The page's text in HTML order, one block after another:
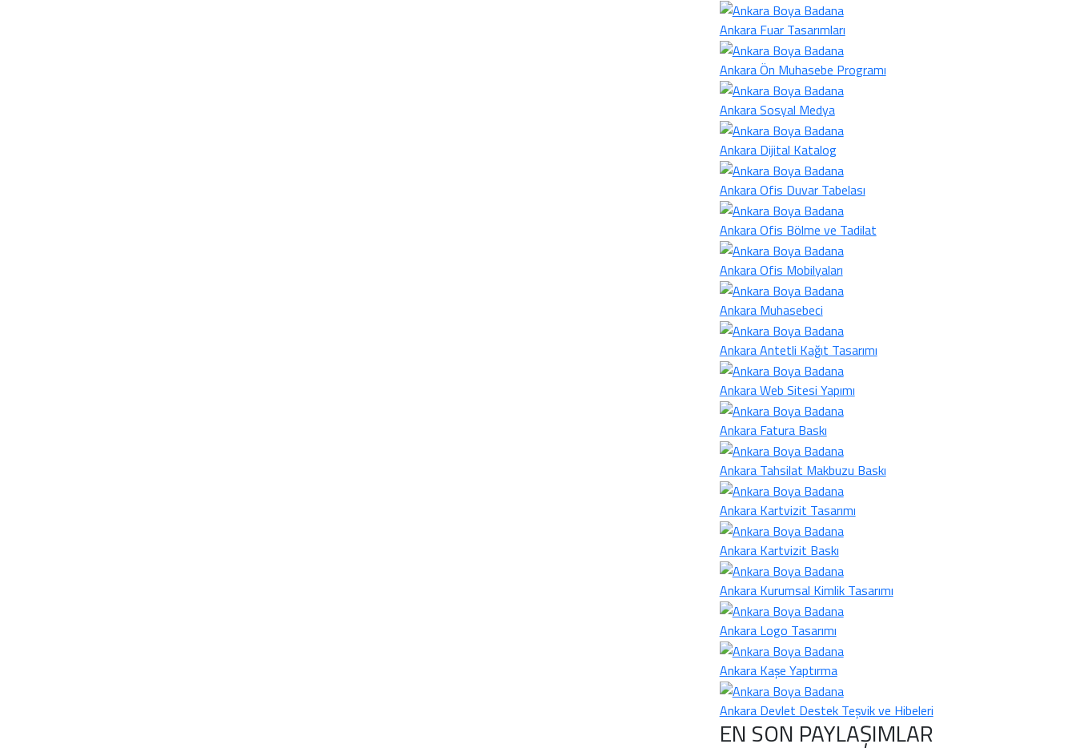
Ankara Fuar Tasarımları
Ankara Ön Muhasebe Programı
Ankara Sosyal Medya
Ankara Dijital Katalog
Ankara Ofis Duvar Tabelası
Ankara Ofis Bölme ve Tadilat
Ankara Ofis Mobilyaları
Ankara Muhasebeci
Ankara Antetli Kağıt Tasarımı
Ankara Web Sitesi Yapımı
Ankara Fatura Baskı
Ankara Tahsilat Makbuzu Baskı
Ankara Kartvizit Tasarımı
Ankara Kartvizit Baskı
Ankara Kurumsal Kimlik Tasarımı
Ankara Logo Tasarımı
Ankara Kaşe Yaptırma
Ankara Devlet Destek Teşvik ve Hibeleri
EN SON PAYLAŞIMLAR